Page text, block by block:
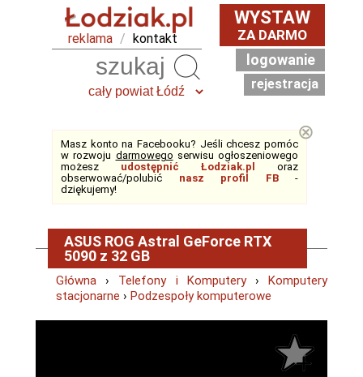
reklama / kontakt
WYSTAW
ZA DARMO
logowanie
rejestracja
Masz konto na Facebooku? Jeśli chcesz pomóc
w rozwoju darmowego serwisu ogłoszeniowego
możesz udostępnić Łodziak.pl
oraz
obserwować/polubić nasz profil FB-
dziękujemy!
⊗
ASUS ROG Astral GeForce RTX
5090 z 32 GB
Główna › Telefony i Komputery›Komputery
stacjonarne › Podzespoły komputerowe